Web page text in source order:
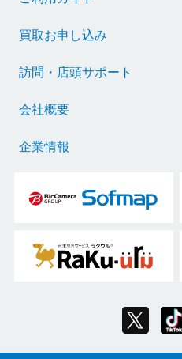
買取お申し込み
訪問・店頭サポート
会社概要
企業情報